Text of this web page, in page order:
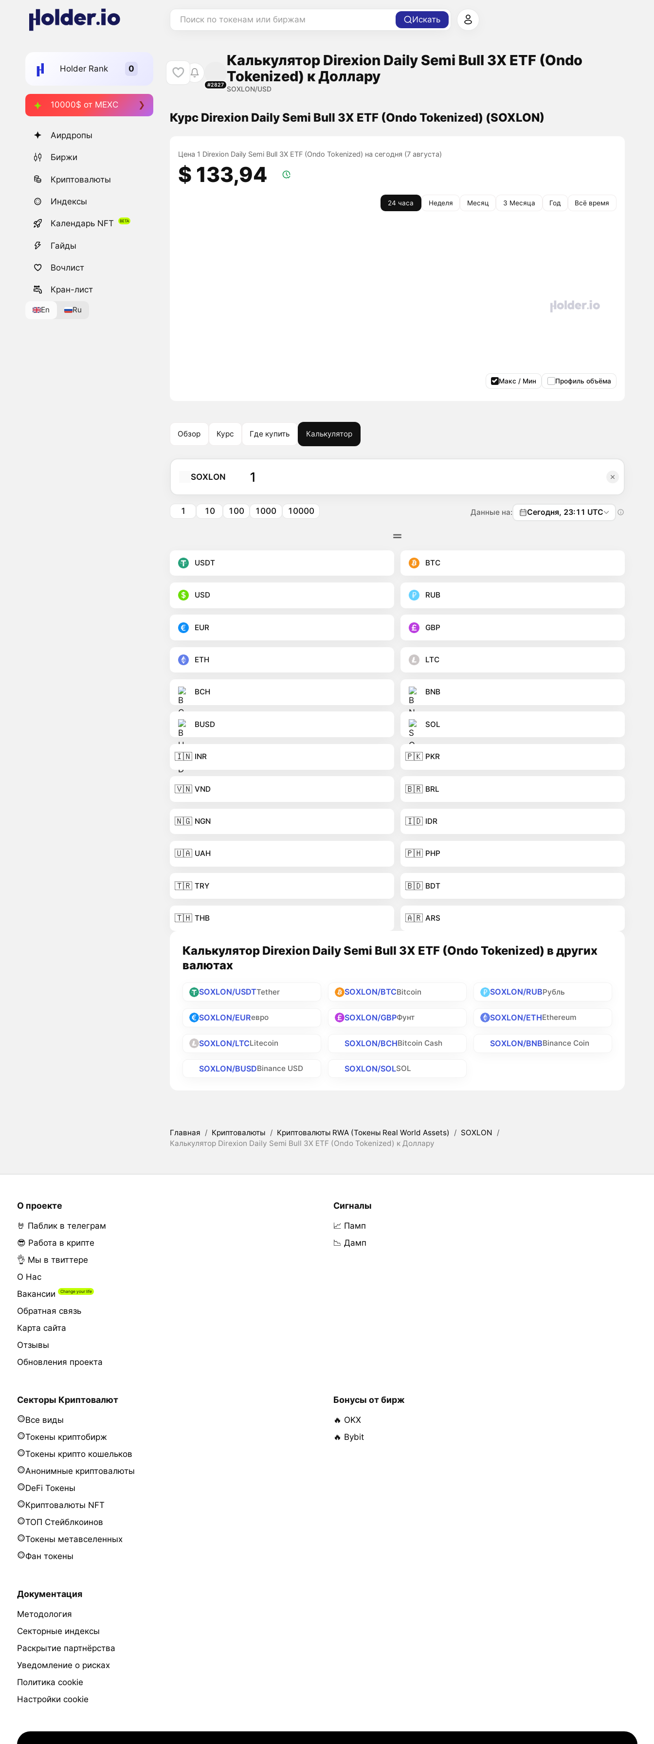
Поиск по токенам или биржам Искать
Holder Rank
10000$ от MEXC
Аирдропы
Биржи
Криптовалюты
Индексы
Календарь NFT
Гайды
Вочлист
Кран-лист
En Ru
#2827
Калькулятор Direxion Daily Semi Bull 3X ETF (Ondo
Tokenized) к Доллару
SOXLON/USD
Курс Direxion Daily Semi Bull 3X ETF (Ondo Tokenized) (SOXLON)
Цена 1 Direxion Daily Semi Bull 3X ETF (Ondo Tokenized) на сегодня (7 августа)
$ 133,94
24 часа Неделя Месяц 3 Месяца Год Всё время
Макс / Мин Профиль объёма
Обзор Курс Где купить Калькулятор
SOXLON
1 10 100 1000 10000 Данные на: Сегодня, 23:11 UTC
USDT BTC
USD RUB
EUR GBP
ETH LTC
BCH BNB
BUSD SOL
🇮🇳 INR 🇵🇰 PKR
🇻🇳 VND 🇧🇷 BRL
🇳🇬 NGN 🇮🇩 IDR
🇺🇦 UAH 🇵🇭 PHP
🇹🇷 TRY 🇧🇩 BDT
🇹🇭 THB 🇦🇷 ARS
Калькулятор Direxion Daily Semi Bull 3X ETF (Ondo Tokenized) в других
валютах
SOXLON/USDTTether SOXLON/BTCBitcoin SOXLON/RUBРубль
SOXLON/EURевро SOXLON/GBPФунт SOXLON/ETHEthereum
SOXLON/LTCLitecoin SOXLON/BCHBitcoin Cash SOXLON/BNBBinance Coin
SOXLON/BUSDBinance USD SOXLON/SOLSOL
Главная / Криптовалюты / Криптовалюты RWA (Токены Real World Assets) / SOXLON /
Калькулятор Direxion Daily Semi Bull 3X ETF (Ondo Tokenized) к Доллару
О проекте
🤘 Паблик в телеграм
😎 Работа в крипте
👌 Мы в твиттере
О Нас
Вакансии
Обратная связь
Карта сайта
Отзывы
Обновления проекта
Сигналы
📈 Памп
📉 Дамп
Секторы Криптовалют
Все виды
Токены криптобирж
Токены крипто кошельков
Анонимные криптовалюты
DeFi Токены
Криптовалюты NFT
ТОП Стейблкоинов
Токены метавселенных
Фан токены
Бонусы от бирж
🔥 OKX
🔥 Bybit
Документация
Методология
Секторные индексы
Раскрытие партнёрства
Уведомление о рисках
Политика cookie
Настройки cookie